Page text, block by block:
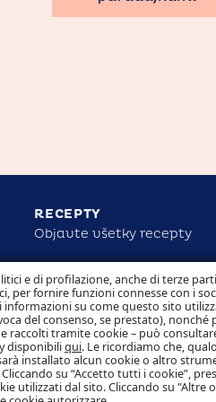
e di profilazione, anche di terze
per fornire funzioni connesse con i
su come questo sito
del consenso, se prestato), nonché
raccolti tramite cookie – può
disponibiliqui. Le ricordiamo che,
installato alcun cookie o altro
su “Accetto tutti i cookie”,
utilizzati dal sito. Cliccando su "Altre
RECEPTY
Objavte všetky recepty
ZODPOVEDNOSŤ